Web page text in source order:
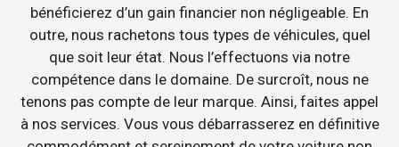
bénéficierez d’un gain financier non négligeable. En
outre, nous rachetons tous types de véhicules, quel
que soit leur état. Nous l’effectuons via notre
compétence dans le domaine. De surcroît, nous ne
tenons pas compte de leur marque. Ainsi, faites appel
à nos services. Vous vous débarrasserez en définitive